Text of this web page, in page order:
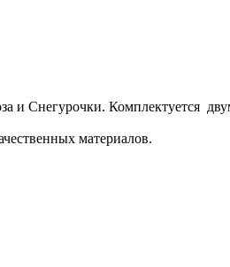
и Снегурочки. Комплектуется
материалов.